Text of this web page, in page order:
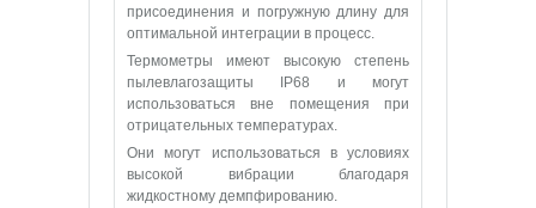
присоединения и погружную длину для
оптимальной интеграции в процесс.
Термометры имеют высокую степень
пылевлагозащиты IP68 и могут
использоваться вне помещения при
отрицательных температурах.
Они могут использоваться в условиях
высокой вибрации благодаря
жидкостному демпфированию.